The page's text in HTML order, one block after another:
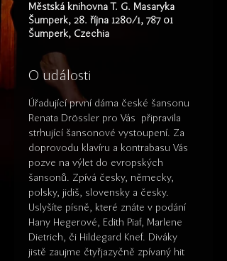
Městská knihovna T. G. Masaryka
Šumperk, 28. října 1280/1, 787 01
Šumperk, Czechia
O události
Úřadující první dáma české šansonu
Renata Drössler pro Vás  připravila
strhující šansonové vystoupení. Za
doprovodu klavíru a kontrabasu Vás
pozve na výlet do evropských
šansonů. Zpívá česky, německy,
polsky, jidiš, slovensky a česky.
Uslyšíte písně, které znáte v podání
Hany Hegerové, Edith Piaf, Marlene
Dietrich, či Hildegard Knef. Diváky
jistě zaujme čtyřjazyčně zpívaný hit